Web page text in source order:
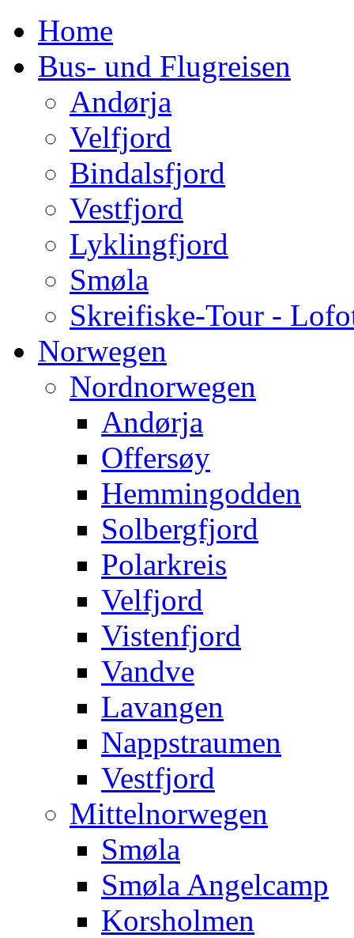
Home
Bus- und Flugreisen
Andørja
Velfjord
Bindalsfjord
Vestfjord
Lyklingfjord
Smøla
Skreifiske-Tour -
Norwegen
Nordnorwegen
Andørja
Offersøy
Hemmingodden
Solbergfjord
Polarkreis
Velfjord
Vistenfjord
Vandve
Lavangen
Nappstraumen
Vestfjord
Mittelnorwegen
Smøla
Smøla Angelcamp
Korsholmen